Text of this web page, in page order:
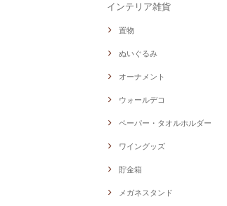
インテリア雑貨
置物
ぬいぐるみ
オーナメント
ウォールデコ
ペーパー・タオルホルダー
ワイングッズ
貯金箱
メガネスタンド